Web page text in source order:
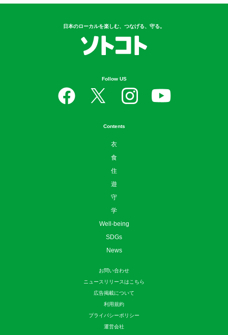
日本のローカルを楽しむ、つなげる、守る。
Follow US
Contents
衣
食
住
遊
守
学
Well-being
SDGs
News
お問い合わせ
ニュースリリースはこちら
広告掲載について
利用規約
プライバシーポリシー
運営会社